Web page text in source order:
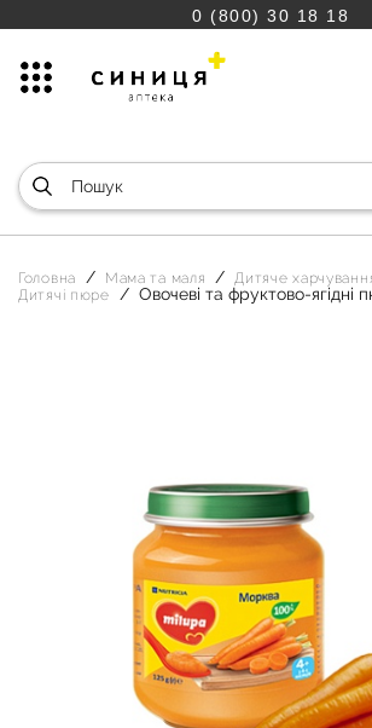
0 (800) 30 18 18
Головна Мама та маля
Дитяче
Дитячі пюре
Овочеві та фруктово-ягідні